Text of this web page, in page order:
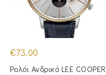
€73.00
Ρολόι Ανδρικό LEE COOPER